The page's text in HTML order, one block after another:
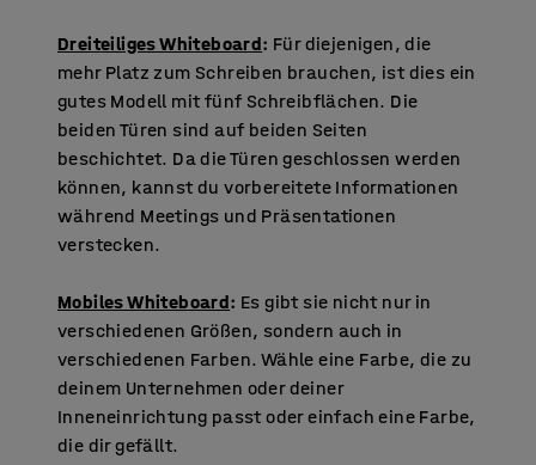
Dreiteiliges Whiteboard: Für diejenigen, die
mehr Platz zum Schreiben brauchen, ist dies ein
gutes Modell mit fünf Schreibflächen. Die
beiden Türen sind auf beiden Seiten
beschichtet. Da die Türen geschlossen werden
können, kannst du vorbereitete Informationen
während Meetings und Präsentationen
verstecken.
Mobiles Whiteboard: Es gibt sie nicht nur in
verschiedenen Größen, sondern auch in
verschiedenen Farben. Wähle eine Farbe, die zu
deinem Unternehmen oder deiner
Inneneinrichtung passt oder einfach eine Farbe,
die dir gefällt.